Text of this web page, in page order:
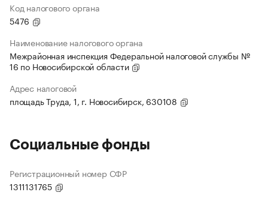
Код налогового органа
5476
Наименование налогового органа
Межрайонная инспекция Федеральной налоговой службы №
16 по Новосибирской области
Адрес налоговой
площадь Труда, 1, г. Новосибирск, 630108
Социальные фонды
Регистрационный номер СФР
1311131765